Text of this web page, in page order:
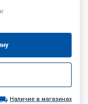
Наличие в магазинах